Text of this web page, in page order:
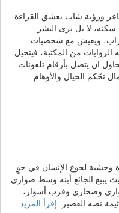
ورؤية شاب يعشق القراءة
لا بل يرى البشر
ويعيش مع شخصيات
الروايات من المكتبة، فيتخيل
ان يتصل بأرقام تلفونات
تحّكم الخيال والأوهام
وحشية لجوع الإنسان في جوٍ
يبيع الجائع أبنه وسط ضواري
وصحاري وقرب أسوار،
نصه القصير.
إقرأ المزيد...